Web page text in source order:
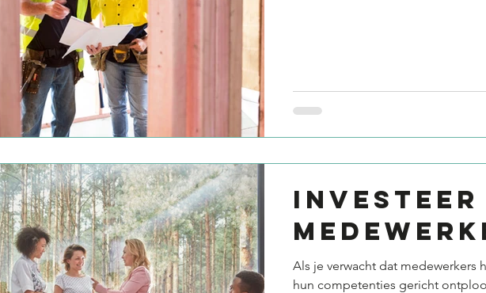
Als je verwacht dat medewerkers
hun competenties gericht